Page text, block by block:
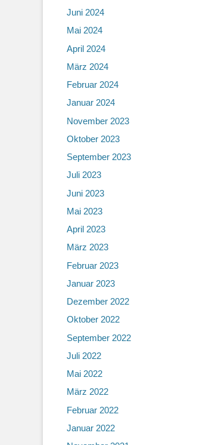
Juni 2024
Mai 2024
April 2024
März 2024
Februar 2024
Januar 2024
November 2023
Oktober 2023
September 2023
Juli 2023
Juni 2023
Mai 2023
April 2023
März 2023
Februar 2023
Januar 2023
Dezember 2022
Oktober 2022
September 2022
Juli 2022
Mai 2022
März 2022
Februar 2022
Januar 2022